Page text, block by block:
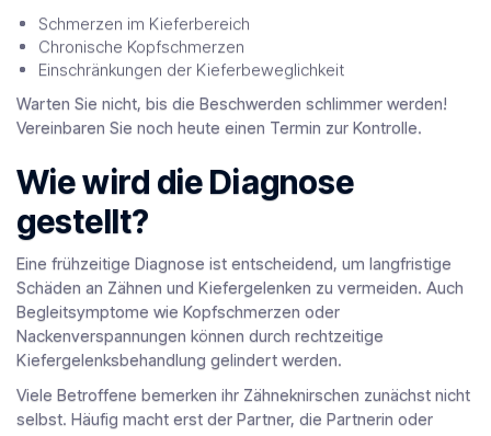
Schmerzen im Kieferbereich
Chronische Kopfschmerzen
Einschränkungen der Kieferbeweglichkeit
Warten Sie nicht, bis die Beschwerden schlimmer werden!
Vereinbaren Sie noch heute einen Termin zur Kontrolle.
Wie wird die Diagnose
gestellt?
Eine frühzeitige Diagnose ist entscheidend, um langfristige
Schäden an Zähnen und Kiefergelenken zu vermeiden. Auch
Begleitsymptome wie Kopfschmerzen oder
Nackenverspannungen können durch rechtzeitige
Kiefergelenksbehandlung gelindert werden.
Viele Betroffene bemerken ihr Zähneknirschen zunächst nicht
selbst. Häufig macht erst der Partner, die Partnerin oder